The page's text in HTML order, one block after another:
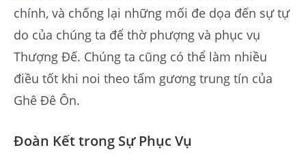
chính, và chống lại những mối đe dọa đến sự tự
do của chúng ta để thờ phượng và phục vụ
Thượng Đế. Chúng ta cũng có thể làm nhiều
điều tốt khi noi theo tấm gương trung tín của
Ghê Đê Ôn.
Đoàn Kết trong Sự Phục Vụ